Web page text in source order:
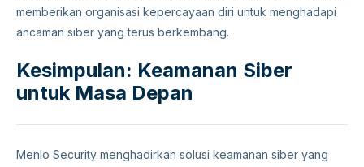
memberikan organisasi kepercayaan diri untuk menghadapi
ancaman siber yang terus berkembang.
Kesimpulan: Keamanan Siber
untuk Masa Depan
Menlo Security menghadirkan solusi keamanan siber yang